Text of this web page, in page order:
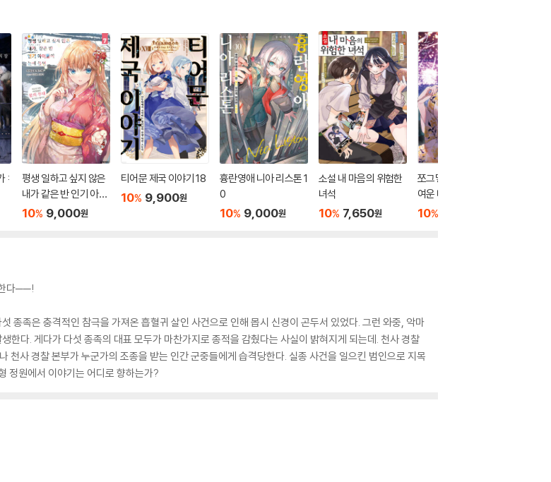
:
평생 일하고 싶지 않은
내가 같은 반 인기 아이
돌의 눈에 들면 7
10% 9,000원
티어문 제국 이야기 18
10% 9,900원
흉란영애 니아 리스톤 1
0
10% 9,000원
소설 내 마음의 위험한
녀석
10% 7,650원
쪼그맣고 커다랗고 귀
여운 나나세를 착각 전
남친한테서 빼앗아 행
10%
한다──!
는 다섯 종족은 충격적인 참극을 가져온 흡혈귀 살인 사건으로 인해 몹시 신경이 곤두서 있었다. 그런 와중, 악마
생한다. 게다가 다섯 종족의 대표 모두가 마찬가지로 종적을 감췄다는 사실이 밝혀지게 되는데. 천사 경찰
천사 경찰 본부가 누군가의 조종을 받는 인간 군중들에게 습격당한다. 실종 사건을 일으킨 범인으로 지목
정원에서 이야기는 어디로 향하는가?